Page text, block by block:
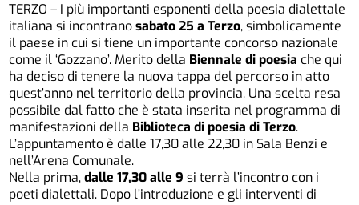
TERZO – I più importanti esponenti della poesia dialettale
italiana si incontranosabato 25 a Terzo, simbolicamente
il paese in cui si tiene un importante concorso nazionale
come il ‘Gozzano’. Merito della Biennale di poesia che qui
ha deciso di tenere la nuova tappa del percorso in atto
quest’anno nel territorio della provincia. Una scelta resa
possibile dal fatto che è stata inserita nel programma di
manifestazioni della Biblioteca di poesia di Terzo.
L’appuntamento è dalle 17,30 alle 22,30 in Sala Benzi e
nell’Arena Comunale.
Nella prima,dalle 17,30 alle 9 si terrà l’incontro con i
poeti dialettali. Dopo l’introduzione e gli interventi di